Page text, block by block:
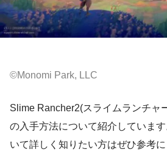
©Monomi Park, LLC
Slime Rancher2(スライムランチャ
の入手方法について紹介していま
いて詳しく知りたい方はぜひ参考